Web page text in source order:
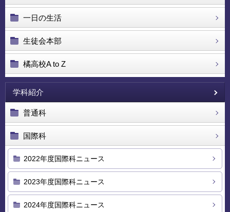
一日の生活
生徒会本部
橘高校A to Z
学科紹介
普通科
国際科
2022年度国際科ニュース
2023年度国際科ニュース
2024年度国際科ニュース